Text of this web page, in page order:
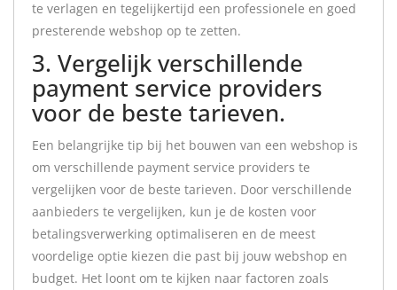
te verlagen en tegelijkertijd een professionele en goed
presterende webshop op te zetten.
3. Vergelijk verschillende
payment service providers
voor de beste tarieven.
Een belangrijke tip bij het bouwen van een webshop is
om verschillende payment service providers te
vergelijken voor de beste tarieven. Door verschillende
aanbieders te vergelijken, kun je de kosten voor
betalingsverwerking optimaliseren en de meest
voordelige optie kiezen die past bij jouw webshop en
budget. Het loont om te kijken naar factoren zoals